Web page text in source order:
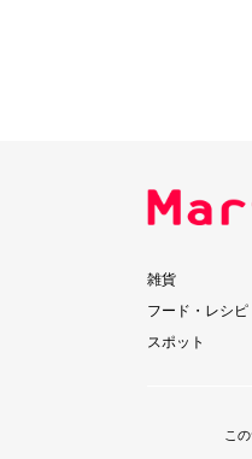
雑貨
フード・レシピ
スポット
こ